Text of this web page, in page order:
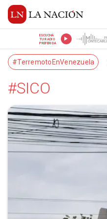
ESCUCHÁ
TU RADIO
PREFERIDA
#TerremotoEnVenezuela
#SICO